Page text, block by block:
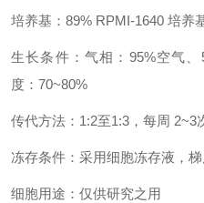
培养基：89% RPMI-1640 培养
生长条件：气相：95%空气
度：70~80%
传代方法：1:2至1:3，每周 2~3
冻存条件：采用细胞冻存液，
细胞用途：仅供研究之用